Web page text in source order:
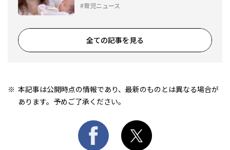
育児ニュース
全ての記事を見る
本記事は公開時点の情報であり、最新のものとは異なる場合が
あります。予めご了承ください。